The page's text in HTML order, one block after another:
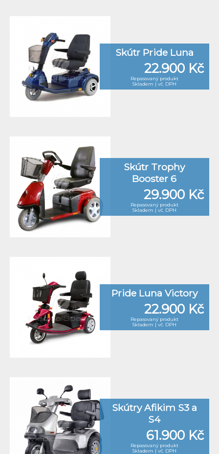
Skútr Pride Luna
22.900 Kč
Repasovaný produkt
Skladem | vč. DPH
Skútr Trophy
Booster 6
29.900 Kč
Repasovaný produkt
Skladem | vč. DPH
Pride Luna Victory
22.900 Kč
Repasovaný produkt
Skladem | vč. DPH
Skútry Afikim S3 a
S4
61.900 Kč
Repasovaný produkt
Skladem | vč. DPH